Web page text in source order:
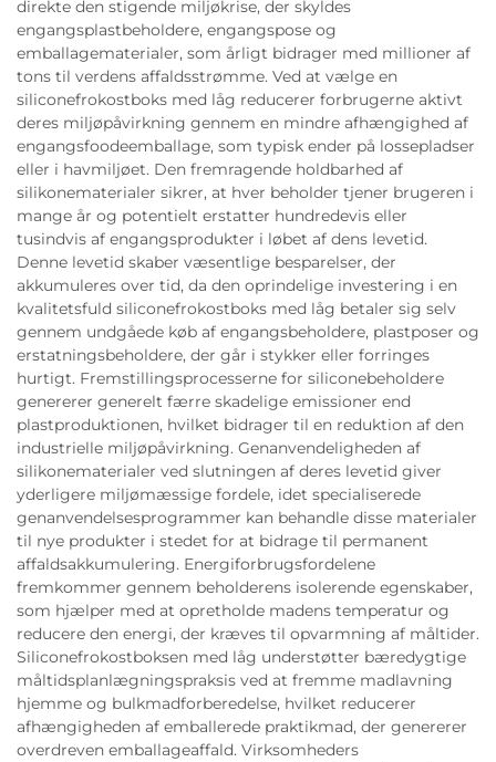
direkte den stigende miljøkrise, der skyldes
engangsplastbeholdere, engangspose og
emballagematerialer, som årligt bidrager med millioner af
tons til verdens affaldsstrømme. Ved at vælge en
siliconefrokostboks med låg reducerer forbrugerne aktivt
deres miljøpåvirkning gennem en mindre afhængighed af
engangsfoodeemballage, som typisk ender på lossepladser
eller i havmiljøet. Den fremragende holdbarhed af
silikonematerialer sikrer, at hver beholder tjener brugeren i
mange år og potentielt erstatter hundredevis eller
tusindvis af engangsprodukter i løbet af dens levetid.
Denne levetid skaber væsentlige besparelser, der
akkumuleres over tid, da den oprindelige investering i en
kvalitetsfuld siliconefrokostboks med låg betaler sig selv
gennem undgåede køb af engangsbeholdere, plastposer og
erstatningsbeholdere, der går i stykker eller forringes
hurtigt. Fremstillingsprocesserne for siliconebeholdere
genererer generelt færre skadelige emissioner end
plastproduktionen, hvilket bidrager til en reduktion af den
industrielle miljøpåvirkning. Genanvendeligheden af
silikonematerialer ved slutningen af deres levetid giver
yderligere miljømæssige fordele, idet specialiserede
genanvendelsesprogrammer kan behandle disse materialer
til nye produkter i stedet for at bidrage til permanent
affaldsakkumulering. Energiforbrugsfordelene
fremkommer gennem beholderens isolerende egenskaber,
som hjælper med at opretholde madens temperatur og
reducere den energi, der kræves til opvarmning af måltider.
Siliconefrokostboksen med låg understøtter bæredygtige
måltidsplanlægningspraksis ved at fremme madlavning
hjemme og bulkmadforberedelse, hvilket reducerer
afhængigheden af emballerede praktikmad, der genererer
overdreven emballageaffald. Virksomheders